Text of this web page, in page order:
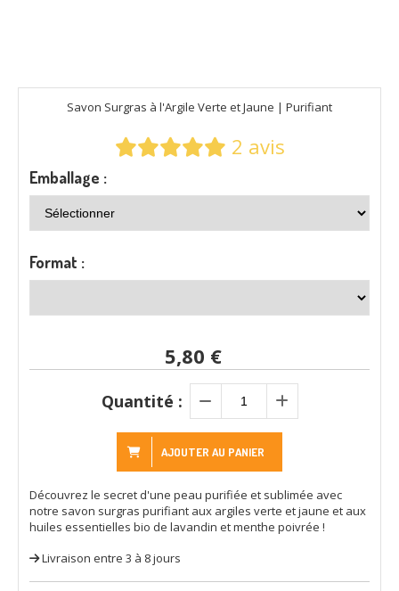
Savon Surgras à l'Argile Verte et Jaune | Purifiant
2 avis
Emballage :
Format :
5,80 €
Quantité :
AJOUTER AU PANIER
Découvrez le secret d'une peau purifiée et sublimée avec
notre savon surgras purifiant aux argiles verte et jaune et aux
huiles essentielles bio de lavandin et menthe poivrée !
Livraison entre 3 à 8 jours